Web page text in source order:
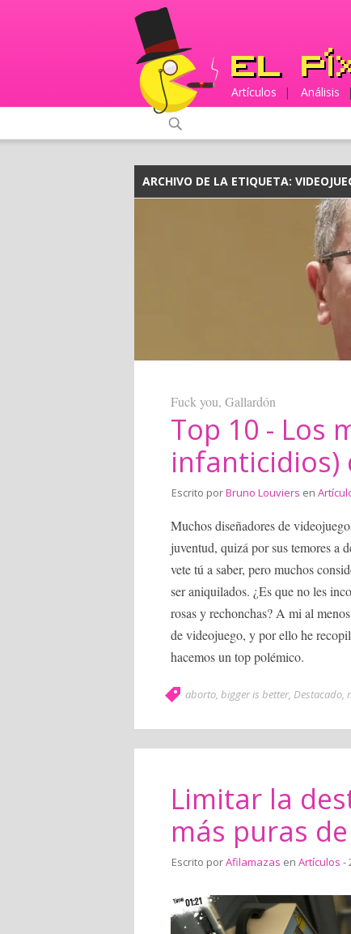
Artículos | Análisis |
ARCHIVO DE LA ETIQUETA:
Fuck you, Gallardón
Top 10 - Los
infanticidios)
Escrito porBruno Louviers en
Muchos diseñadores de
juventud, quizá por sus temores a
vete tú a saber, pero muchos
ser aniquilados. ¿Es que no les
rosas y rechonchas? A mi al
de videojuego, y por ello he
hacemos un top polémico.
aborto, bigger is better, Destacado,
Limitar la
más puras
Escrito porAfilamazas en Artículos -